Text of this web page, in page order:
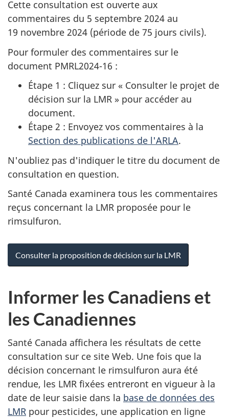
Cette consultation est ouverte aux
commentaires du 5 septembre 2024 au
19 novembre 2024 (période de 75 jours civils).
Pour formuler des commentaires sur le
document PMRL2024-16 :
Étape 1 : Cliquez sur « Consulter le projet de
décision sur la LMR » pour accéder au
document.
Étape 2 : Envoyez vos commentaires à la
Section des publications de l'ARLA.
N'oubliez pas d'indiquer le titre du document de
consultation en question.
Santé Canada examinera tous les commentaires
reçus concernant la LMR proposée pour le
rimsulfuron.
Consulter la proposition de décision sur la LMR
Informer les Canadiens et
les Canadiennes
Santé Canada affichera les résultats de cette
consultation sur ce site Web. Une fois que la
décision concernant le rimsulfuron aura été
rendue, les LMR fixées entreront en vigueur à la
date de leur saisie dans la base de données des
LMR pour pesticides, une application en ligne